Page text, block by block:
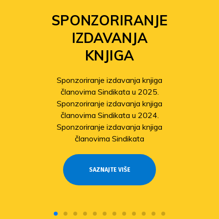
FOND
SOLIDARNOSTI
Povećanje isplata iz Fonda
Sindikat pomaže članovima
pogođenima potresom
Odobrene isplate pomoći članovima
stradalima u potresu